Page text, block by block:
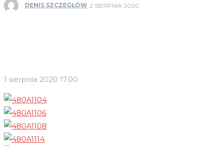
DENIS SZCZEGŁÓW 2 SIERPNIA 2020
1 sierpnia 2020 17.00